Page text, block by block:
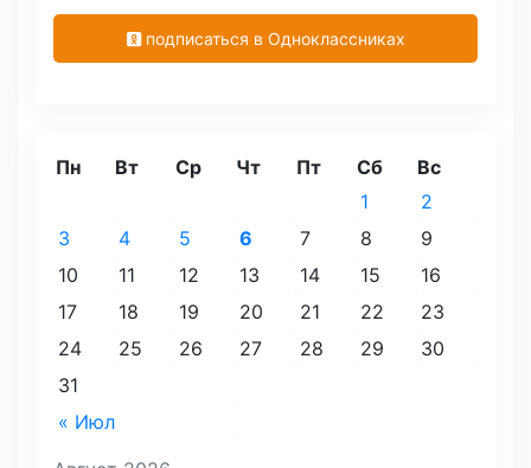
подписаться в Одноклассниках
Пн Вт Ср Чт Пт Сб Вс
« Июл
1
2
3
4 5 6 7 8
9
10
11 12 13 14 15
16
17
18 19 20 21 22
23
24
25 26 27 28 29
30
31